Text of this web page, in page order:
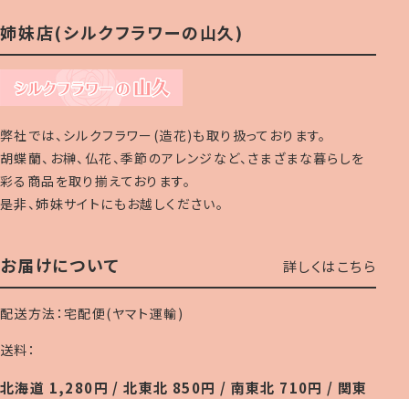
姉妹店(シルクフラワーの山久)
弊社では、シルクフラワー(造花)も取り扱っております。
胡蝶蘭、お榊、仏花、季節のアレンジなど、さまざまな暮らしを
彩る商品を取り揃えております。
是非、姉妹サイトにもお越しください。
お届けについて 詳しくはこちら
配送方法：宅配便(ヤマト運輸)
送料：
北海道 1,280円 / 北東北 850円 / 南東北 710円 / 関東